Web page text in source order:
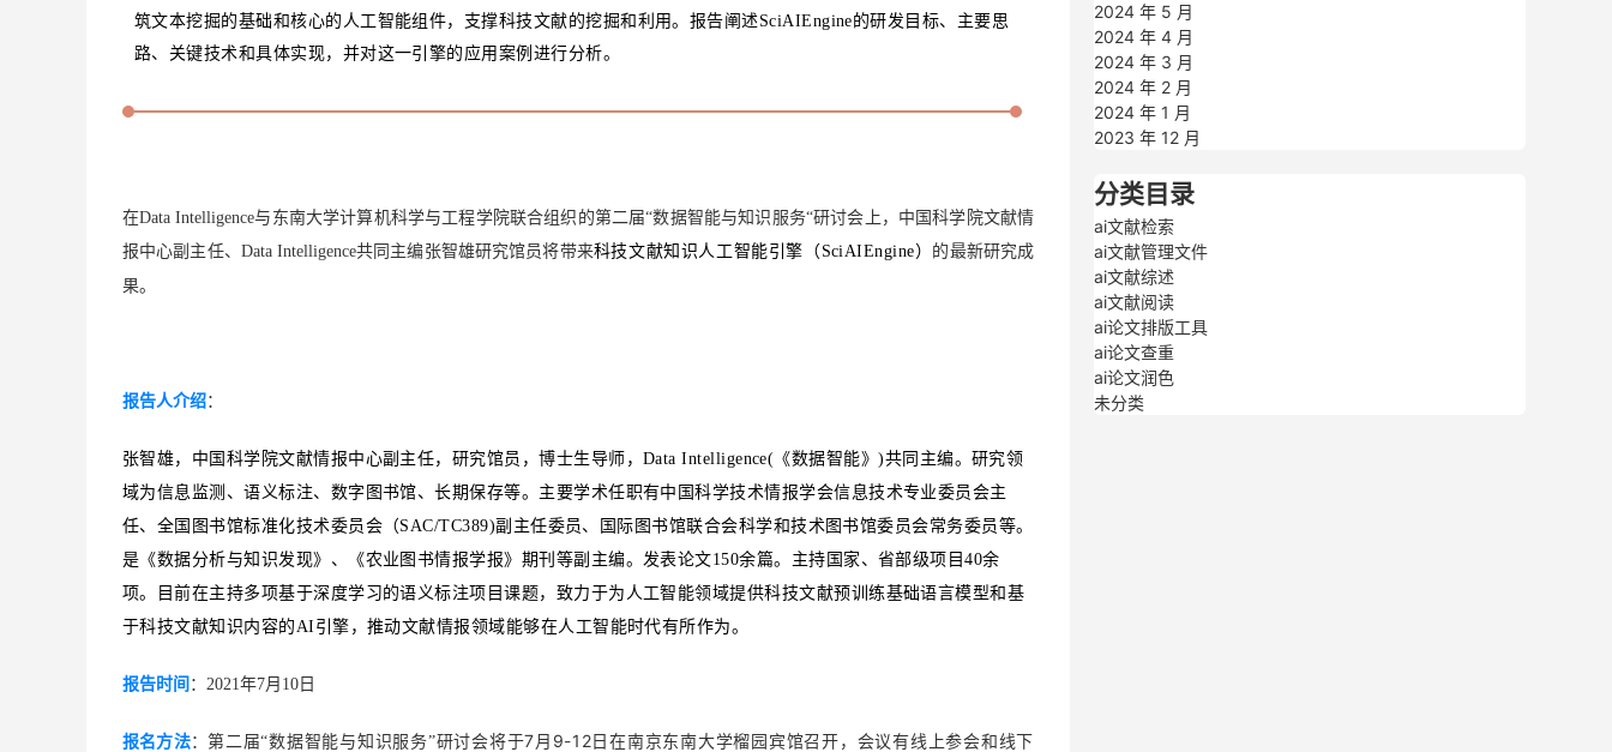
筑文本挖掘的基础和核心的人工智能组件，支撑科技文献的挖掘和利用。报告阐述SciAIEngine的研发目标、主要思
路、关键技术和具体实现，并对这一引擎的应用案例进行分析。
在Data Intelligence与东南大学计算机科学与工程学院联合组织的第二届“数据智能与知识服务“研讨会上，中国科学院文献情
报中心副主任、Data Intelligence共同主编张智雄研究馆员将带来科技文献知识人工智能引擎（SciAIEngine） 的最新研究成
果。
报告人介绍：
张智雄，中国科学院文献情报中心副主任，研究馆员，博士生导师，Data Intelligence(《数据智能》)共同主编。研究领
域为信息监测、语义标注、数字图书馆、长期保存等。主要学术任职有中国科学技术情报学会信息技术专业委员会主
任、全国图书馆标准化技术委员会（SAC/TC389)副主任委员、国际图书馆联合会科学和技术图书馆委员会常务委员等。
是《数据分析与知识发现》、《农业图书情报学报》期刊等副主编。发表论文150余篇。主持国家、省部级项目40余
项。目前在主持多项基于深度学习的语义标注项目课题，致力于为人工智能领域提供科技文献预训练基础语言模型和基
于科技文献知识内容的AI引擎，推动文献情报领域能够在人工智能时代有所作为。
报告时间 ：2021年7月10日
报名方法：第二届“数据智能与知识服务”研讨会将于7月 9-12 日在南京东南大学榴园宾馆召开，会议有线上参会和线下
2024 年 5 月
2024 年 4 月
2024 年 3 月
2024 年 2 月
2024 年 1 月
2023 年 12 月
分类目录
ai文献检索
ai文献管理文件
ai文献综述
ai文献阅读
ai论文排版工具
ai论文查重
ai论文润色
未分类